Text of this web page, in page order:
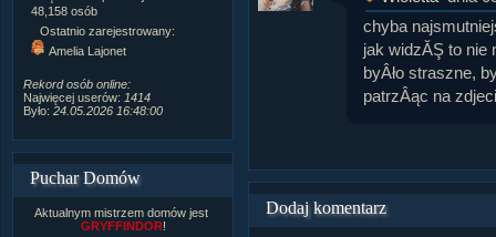
48,158 osób
Ostatnio zarejestrowany:
Amelia Lajonet
Rekord osób online:
Najwięcej userów: 1414
Było: 24.05.2026 16:48:00
Postów na forum:
319,637
Komentarzy do materiałów:
3,327
4,170
Puchar Domów
Aktualnym mistrzem domów jest
GRYFFINDOR!
chyba
jak widzĂŞ to nie
byÂło straszne,
patrzÂąc na
Dodaj komentarz